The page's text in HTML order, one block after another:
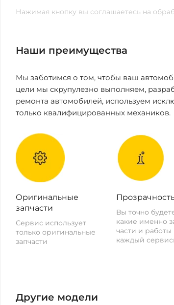
Нажимая кнопку вы соглашаетесь на
Наши преимущества
Мы заботимся о том, чтобы ваш
цели мы скрупулезно выполняем,
ремонта автомобилей, используем
только квалифицированных механиков.
Оригинальные
запчасти
Сервис использует
только оригинальные
запчасти
Вы точно
какие именно
части и работы
каждый
Другие модели